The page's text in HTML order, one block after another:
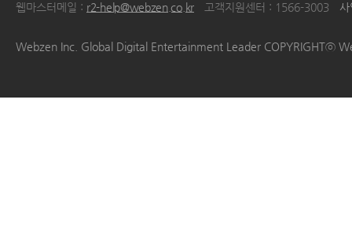
웹마스터메일 : r2-help@webzen.co.kr 고객지원센터 : 1566-3003
Webzen Inc. Global Digital Entertainment Leader COPYRIGHTⓒ